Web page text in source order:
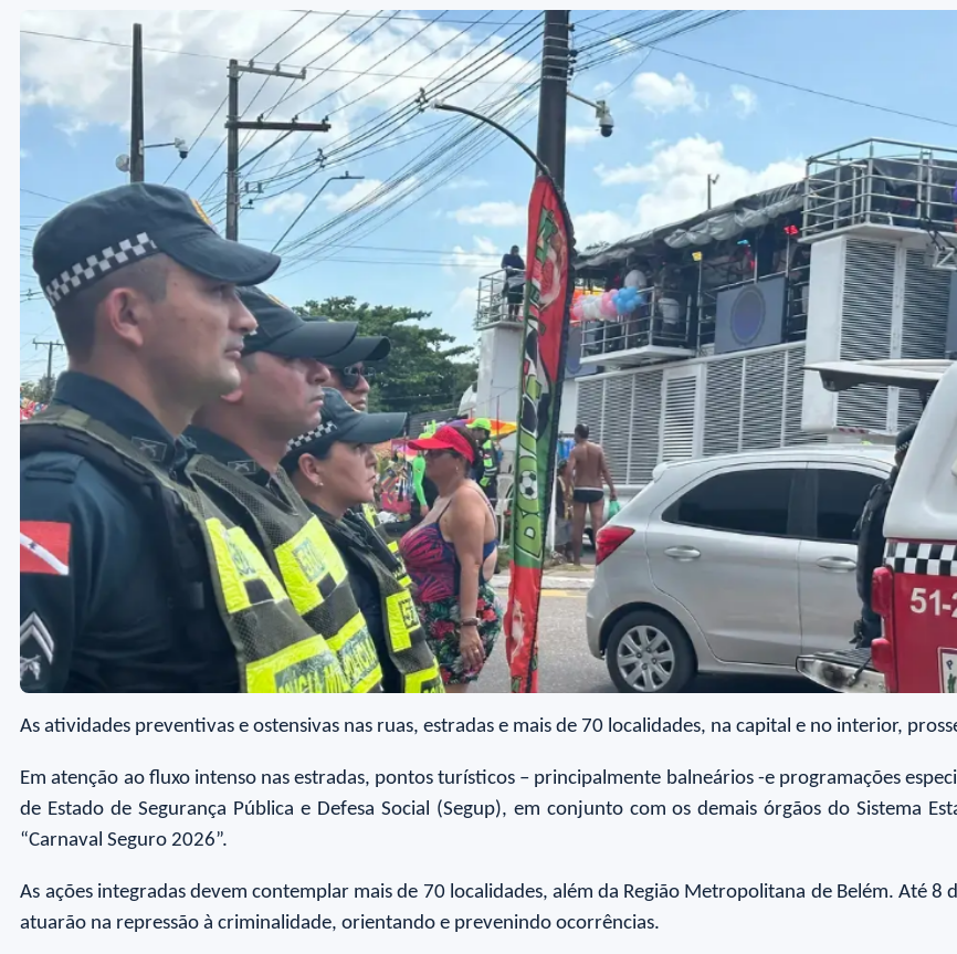
As atividades preventivas e ostensivas nas ruas, estradas e mais de 70 localidades, na capital e no interior,
Em atenção ao fluxo intenso nas estradas, pontos turísticos – principalmente balneários -e programações
de Estado de Segurança Pública e Defesa Social (Segup), em conjunto com os demais órgãos do Sistema
“Carnaval Seguro 2026”.
As ações integradas devem contemplar mais de 70 localidades, além da Região Metropolitana de Belém. Até 8
atuarão na repressão à criminalidade, orientando e prevenindo ocorrências.